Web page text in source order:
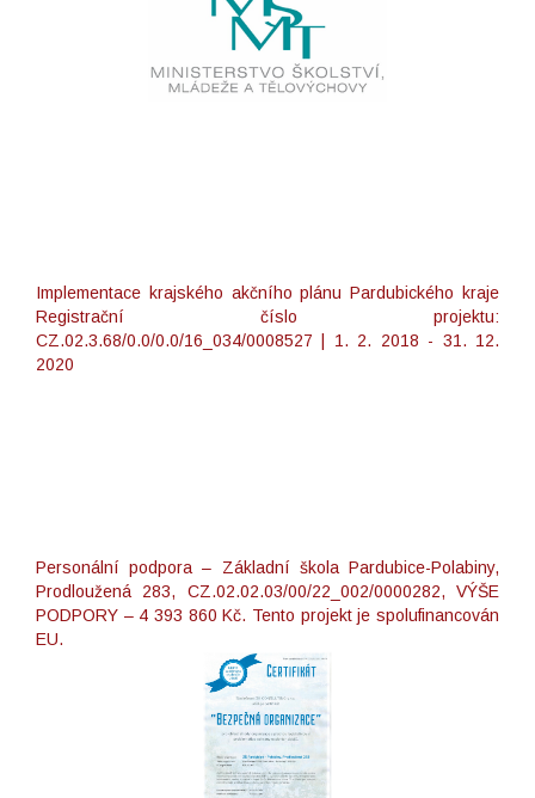
Implementace krajského akčního plánu Pardubického kraje
Registrační číslo projektu:
CZ.02.3.68/0.0/0.0/16_034/0008527 | 1. 2. 2018 - 31. 12.
2020
Personální podpora – Základní škola Pardubice-Polabiny,
Prodloužená 283, CZ.02.02.03/00/22_002/0000282, VÝŠE
PODPORY – 4 393 860 Kč. Tento projekt je spolufinancován
EU.